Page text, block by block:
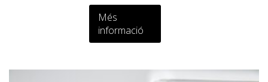
Més
informació